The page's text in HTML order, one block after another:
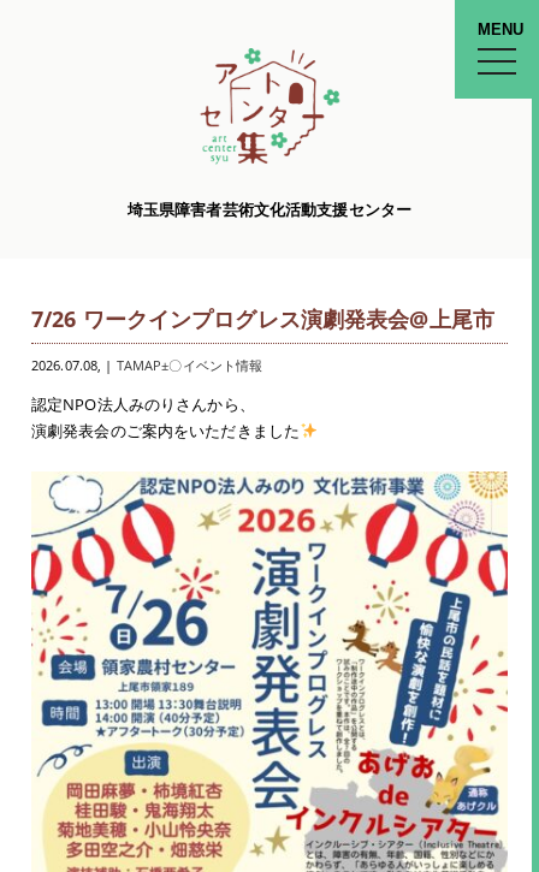
埼玉県障害者芸術文化活動支援センター
MENU
toggle
7/26 ワークインプログレス演劇発表会@上尾市
2026.07.08, | TAMAP±〇イベント情報
認定NPO法人みのりさんから、
演劇発表会のご案内をいただきました